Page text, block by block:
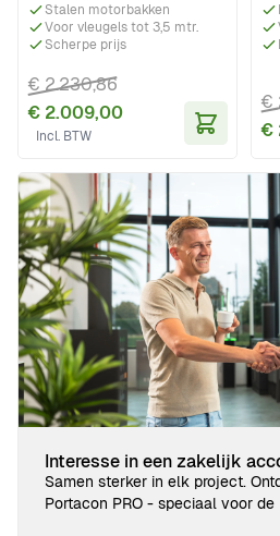
Stalen motorbakken
Voor vleugels tot 3,5 mtr.
Scherpe prijs
€ 2.009,00
€ 2.230,86
€
€
Interesse in een zakelijk
Samen sterker in elk project.
Portacon PRO - speciaal voor de